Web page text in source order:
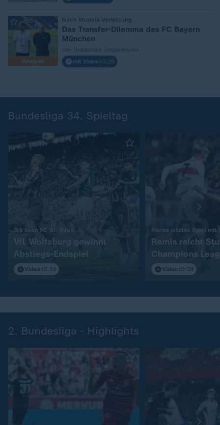
Analyse
Nach Musiala-Verletzung
Das Transfer-Dilemma des FC Bayern
München
mit Video43:26
Bundesliga 34. Spieltag
3:1 beim FC St. Pauli
VfL Wolfsburg gewinnt
Abstiegs-Endspiel
Video 10:24
Rieras letztes Spiel mit
Remis reicht
Champions
Video 10:08
2. Bundesliga - Highlights